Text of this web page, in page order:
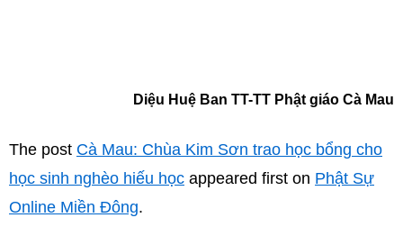
Diệu Huệ Ban TT-TT Phật giáo Cà Mau
The post Cà Mau: Chùa Kim Sơn trao học bổng cho
học sinh nghèo hiếu học appeared first on Phật Sự
Online Miền Đông.